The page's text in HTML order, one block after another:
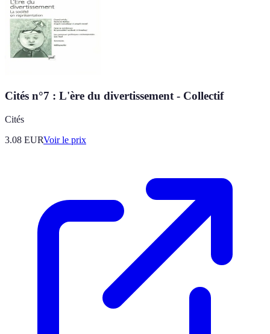
Cités n°7 : L'ère du divertissement - Collectif
Cités
3.08 EURVoir le prix